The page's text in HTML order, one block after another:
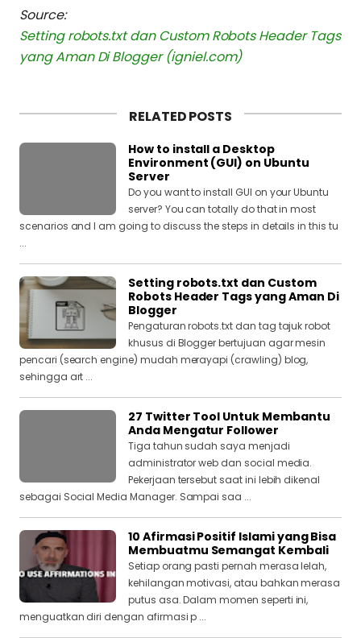
Source:
Setting robots.txt dan Custom Robots Header Tags
yang Aman Di Blogger (igniel.com)
RELATED POSTS
How to install a Desktop
Environment (GUI) on Ubuntu
Server
Do you want to install GUI on your Ubuntu
server? You can totally do that in most
scenarios and I am going to discuss the steps in details in this tu
...
Setting robots.txt dan Custom
Robots Header Tags yang Aman Di
Blogger
Pengaturan robots.txt dan tag tajuk robot
khusus di Blogger bertujuan agar mesin
pencari (search engine) mudah merayapi (crawling) blog,
sehingga art ...
27 Twitter Tool Untuk Membantu
Anda Mengatur Follower
Tiga tahun sudah saya menjadi
administrator web dan social media.
Pekerjaan tersebut saat ini lebih dikenal
sebagai Social Media Manager. Sampai saa ...
10 Afirmasi Positif Islami yang Bisa
Membuatmu Semangat Kembali
Setiap orang pasti pernah merasa lelah,
kehilangan motivasi, atau bahkan merasa
putus asa. Dalam momen seperti ini,
menguatkan diri dengan afirmasi p ...